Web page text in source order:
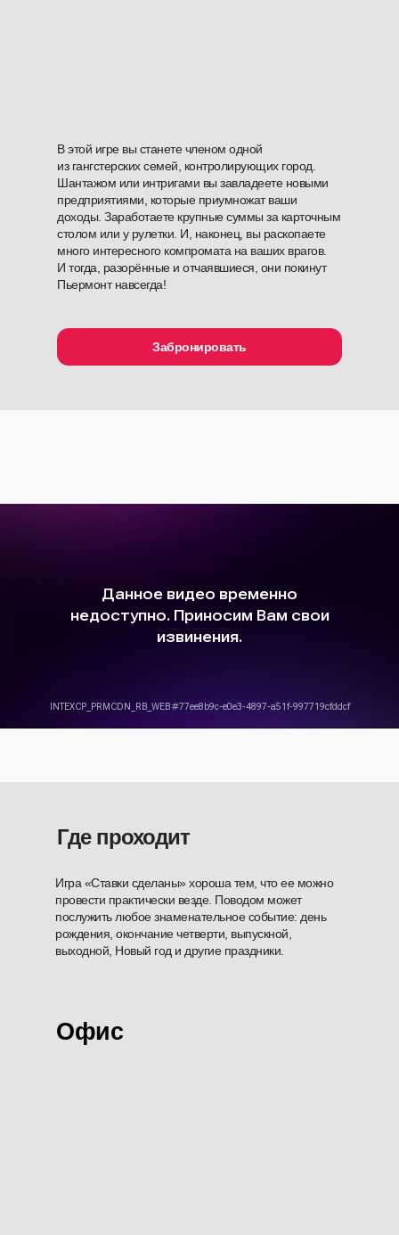
В этой игре вы станете членом одной
из гангстерских семей, контролирующих город.
Шантажом или интригами вы завладеете новыми
предприятиями, которые приумножат ваши
доходы. Заработаете крупные суммы за карточным
столом или у рулетки. И, наконец, вы раскопаете
много интересного компромата на ваших врагов.
И тогда, разорённые и отчаявшиеся, они покинут
Пьермонт навсегда!
Забронировать
Офис
Игра «Ставки сделаны» хороша тем, что ее можно
провести практически везде. Поводом может
послужить любое знаменательное событие: день
рождения, окончание четверти, выпускной,
выходной, Новый год и другие праздники.
Где проходит